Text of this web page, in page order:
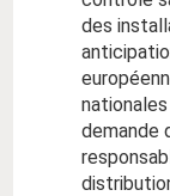
des
demande